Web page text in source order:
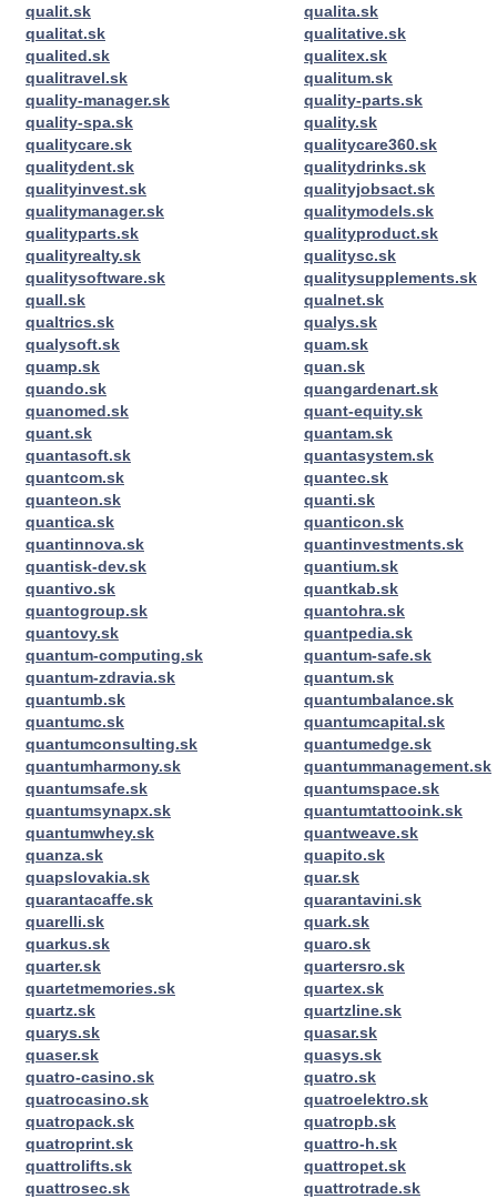
qualit.sk
qualita.sk
qualitat.sk
qualitative.sk
qualited.sk
qualitex.sk
qualitravel.sk
qualitum.sk
quality-manager.sk
quality-parts.sk
quality-spa.sk
quality.sk
qualitycare.sk
qualitycare360.sk
qualitydent.sk
qualitydrinks.sk
qualityinvest.sk
qualityjobsact.sk
qualitymanager.sk
qualitymodels.sk
qualityparts.sk
qualityproduct.sk
qualityrealty.sk
qualitysc.sk
qualitysoftware.sk
qualitysupplements.sk
quall.sk
qualnet.sk
qualtrics.sk
qualys.sk
qualysoft.sk
quam.sk
quamp.sk
quan.sk
quando.sk
quangardenart.sk
quanomed.sk
quant-equity.sk
quant.sk
quantam.sk
quantasoft.sk
quantasystem.sk
quantcom.sk
quantec.sk
quanteon.sk
quanti.sk
quantica.sk
quanticon.sk
quantinnova.sk
quantinvestments.sk
quantisk-dev.sk
quantium.sk
quantivo.sk
quantkab.sk
quantogroup.sk
quantohra.sk
quantovy.sk
quantpedia.sk
quantum-computing.sk
quantum-safe.sk
quantum-zdravia.sk
quantum.sk
quantumb.sk
quantumbalance.sk
quantumc.sk
quantumcapital.sk
quantumconsulting.sk
quantumedge.sk
quantumharmony.sk
quantummanagement.sk
quantumsafe.sk
quantumspace.sk
quantumsynapx.sk
quantumtattooink.sk
quantumwhey.sk
quantweave.sk
quanza.sk
quapito.sk
quapslovakia.sk
quar.sk
quarantacaffe.sk
quarantavini.sk
quarelli.sk
quark.sk
quarkus.sk
quaro.sk
quarter.sk
quartersro.sk
quartetmemories.sk
quartex.sk
quartz.sk
quartzline.sk
quarys.sk
quasar.sk
quaser.sk
quasys.sk
quatro-casino.sk
quatro.sk
quatrocasino.sk
quatroelektro.sk
quatropack.sk
quatropb.sk
quatroprint.sk
quattro-h.sk
quattrolifts.sk
quattropet.sk
quattrosec.sk
quattrotrade.sk